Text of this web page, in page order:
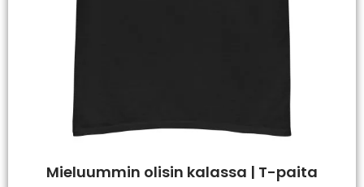
Mieluummin olisin kalassa | T-paita